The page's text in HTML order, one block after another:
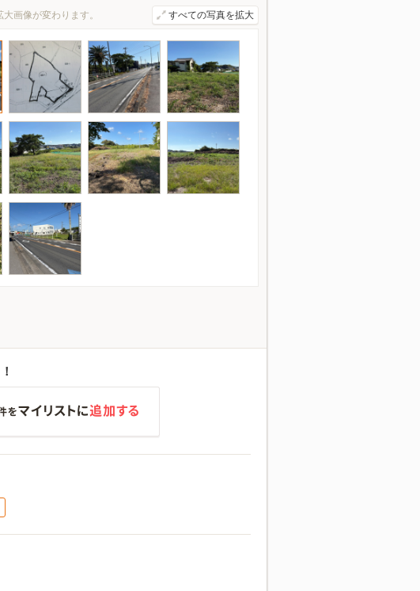
画像が変わります。 すべての写真を拡大